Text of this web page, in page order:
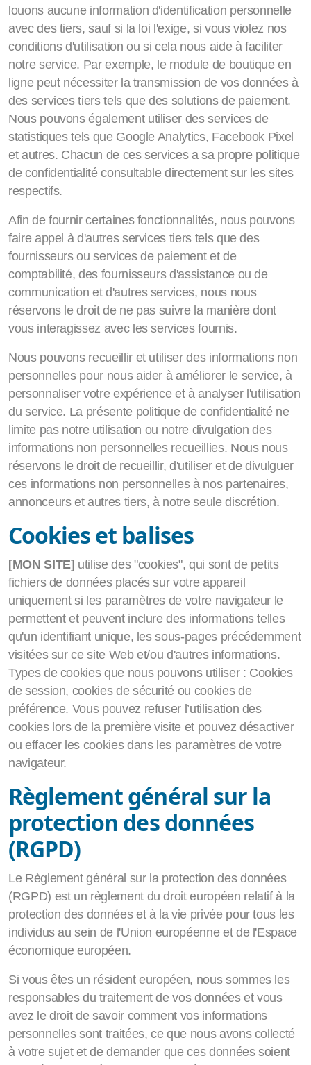
louons aucune information d'identification personnelle
avec des tiers, sauf si la loi l'exige, si vous violez nos
conditions d'utilisation ou si cela nous aide à faciliter
notre service. Par exemple, le module de boutique en
ligne peut nécessiter la transmission de vos données à
des services tiers tels que des solutions de paiement.
Nous pouvons également utiliser des services de
statistiques tels que Google Analytics, Facebook Pixel
et autres. Chacun de ces services a sa propre politique
de confidentialité consultable directement sur les sites
respectifs.
Afin de fournir certaines fonctionnalités, nous pouvons
faire appel à d'autres services tiers tels que des
fournisseurs ou services de paiement et de
comptabilité, des fournisseurs d'assistance ou de
communication et d'autres services, nous nous
réservons le droit de ne pas suivre la manière dont
vous interagissez avec les services fournis.
Nous pouvons recueillir et utiliser des informations non
personnelles pour nous aider à améliorer le service, à
personnaliser votre expérience et à analyser l'utilisation
du service. La présente politique de confidentialité ne
limite pas notre utilisation ou notre divulgation des
informations non personnelles recueillies. Nous nous
réservons le droit de recueillir, d'utiliser et de divulguer
ces informations non personnelles à nos partenaires,
annonceurs et autres tiers, à notre seule discrétion.
Cookies et balises
[MON SITE] utilise des "cookies", qui sont de petits
fichiers de données placés sur votre appareil
uniquement si les paramètres de votre navigateur le
permettent et peuvent inclure des informations telles
qu'un identifiant unique, les sous-pages précédemment
visitées sur ce site Web et/ou d'autres informations.
Types de cookies que nous pouvons utiliser : Cookies
de session, cookies de sécurité ou cookies de
préférence. Vous pouvez refuser l’utilisation des
cookies lors de la première visite et pouvez désactiver
ou effacer les cookies dans les paramètres de votre
navigateur.
Règlement général sur la
protection des données
(RGPD)
Le Règlement général sur la protection des données
(RGPD) est un règlement du droit européen relatif à la
protection des données et à la vie privée pour tous les
individus au sein de l'Union européenne et de l'Espace
économique européen.
Si vous êtes un résident européen, nous sommes les
responsables du traitement de vos données et vous
avez le droit de savoir comment vos informations
personnelles sont traitées, ce que nous avons collecté
à votre sujet et de demander que ces données soient